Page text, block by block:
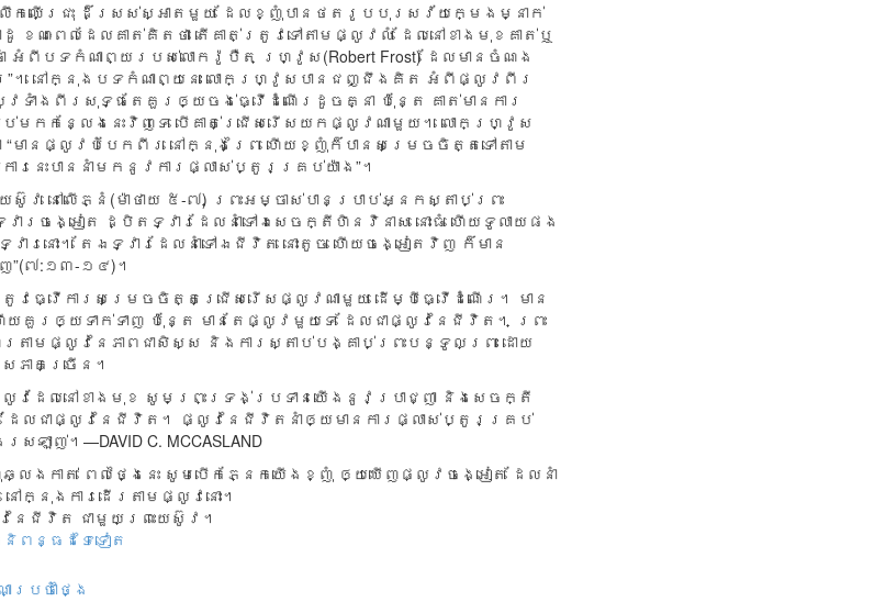
ក​ឈើ​ជ្រុះ ដ៏​ស្រស់​ស្អាត​មួយ ដែល​ខ្ញុំ​បាន​ថត​រូប​បុរស​វ័យ​ក្មេង​ម្នាក់
ខណៈ​ពេល​ដែល​គាត់​គិត​ថា តើ​គាត់​ត្រូវ​ទៅ​តាម​ផ្លូវ​លំ ដែល​នៅ​ខាង​មុខ​គាត់​ឬ​
អំពី​បទ​កំណាព្យ​របស់​លោក​រ៉ូបឺត ហ្រ្វូស(Robert Frost) ដែល​មាន​ចំណង​
រ”។ នៅ​ក្នុង​បទ​កំណាព្យ​នេះ លោក​ហ្វ្រូស​បាន​ជញ្ជឹង​គិត អំពី​ផ្លូវ​ពីរ​
ផ្លូវ​ទាំង​ពីរ​សុទ្ធ​តែ​គួរ​ឲ្យ​ចង់​ធ្វើ​ដំណើរ​ដូច​គ្នា ប៉ុន្តែ គាត់​មាន​ការ​
ក​កន្លែង​នេះ​វិញ​ទេ បើ​គាត់​ជ្រើស​រើស​យក​ផ្លូវ​ណា​មួយ។ លោក​ហ្វ្រូស​
“មាន​ផ្លូវ​បំបែក​ពីរ នៅ​ក្នុង​ព្រៃ ហើយ​ខ្ញុំ​ក៏​បាន​សម្រេច​ចិត្ត​ទៅ​តាម​
រ​នេះ​បាន​នាំ​មក​នូវ​ការ​ផ្លាស់​ប្តូរ​គ្រប់​យ៉ាង”។
នៅ​លើ​ភ្នំ(ម៉ាថាយ ៥-៧) ព្រះ​អម្ចាស់​បាន​ប្រាប់​អ្នក​ស្តាប់​ព្រះ​
ចង្អៀត ដ្បិត​ទ្វារ​ដែល​នាំ​ទៅ​ឯ​សេចក្តី​ហិនវិនាស នោះ​ធំ ហើយ​ទូលាយ​ផង
រ​នោះ។ តែ​ឯ​ទ្វារ​ដែល​នាំ​ទៅ​ឯ​ជីវិត នោះ​តូច ហើយ​ចង្អៀត​វិញ ក៏​មាន​
”(៧:១៣-១៤)។
ធ្វើ​ការ​សម្រេច​ចិត្ត​ជ្រើស​រើស​ផ្លូវ​ណា​មួយ ដើម្បី​ធ្វើ​ដំណើរ។ មាន​
យ​គួរ​ឲ្យ​ទាក់​ទាញ ប៉ុន្តែ មាន​តែ​ផ្លូវ​មួយ​ទេ ដែល​ជា​ផ្លូវ​នៃ​ជីវិត។ ព្រះ​
រ​តាម​ផ្លូវ​នៃ​ភាព​ជា​សិស្ស និង​ការ​ស្តាប់​បង្គាប់​ព្រះ​បន្ទូល​ព្រះ ដោយ​
ភាគ​ច្រើន។
វ​ដែល​នៅ​ខាង​មុខ សូម​ព្រះ​ទ្រង់​ប្រទាន​យើង​នូវ​ប្រាជ្ញា និង​សេចក្តី​
ដែល​ជា​ផ្លូវ​នៃ​ជីវិត។ ផ្លូវ​នៃ​ជីវិត​នាំ​ឲ្យ​មាន​ការ​ផ្លាស់​ប្តូរ​គ្រប់​
ាញ់។—DAVID C. MCCASLAND
លងកាត់ ពេលថ្ងៃនេះ សូមបើកភ្នែកយើងខ្ញុំ ឲ្យឃើញផ្លូវចង្អៀត ដែលនាំ
ក្នុងការដើរតាមផ្លូវនោះ។
ៃជីវិត ជាមួយព្រះយេស៊ូវ។
ពន្ធដទៃទៀត
ាប្រចាំថ្ងៃ